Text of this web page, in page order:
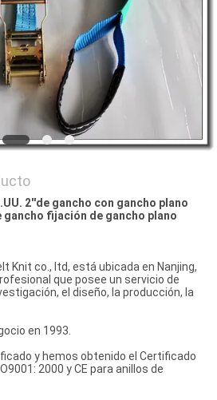
2''de gancho con gancho plano
gancho fijación de gancho plano
Knit co., ltd, está ubicada en Nanjing,
que posee un servicio de
el diseño, la producción, la
en 1993.
y hemos obtenido el Certificado
2000 y CE para anillos de